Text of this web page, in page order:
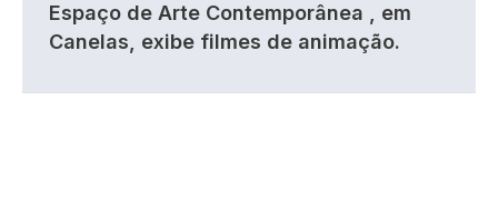
Espaço de Arte Contemporânea , em
Canelas, exibe filmes de animação.